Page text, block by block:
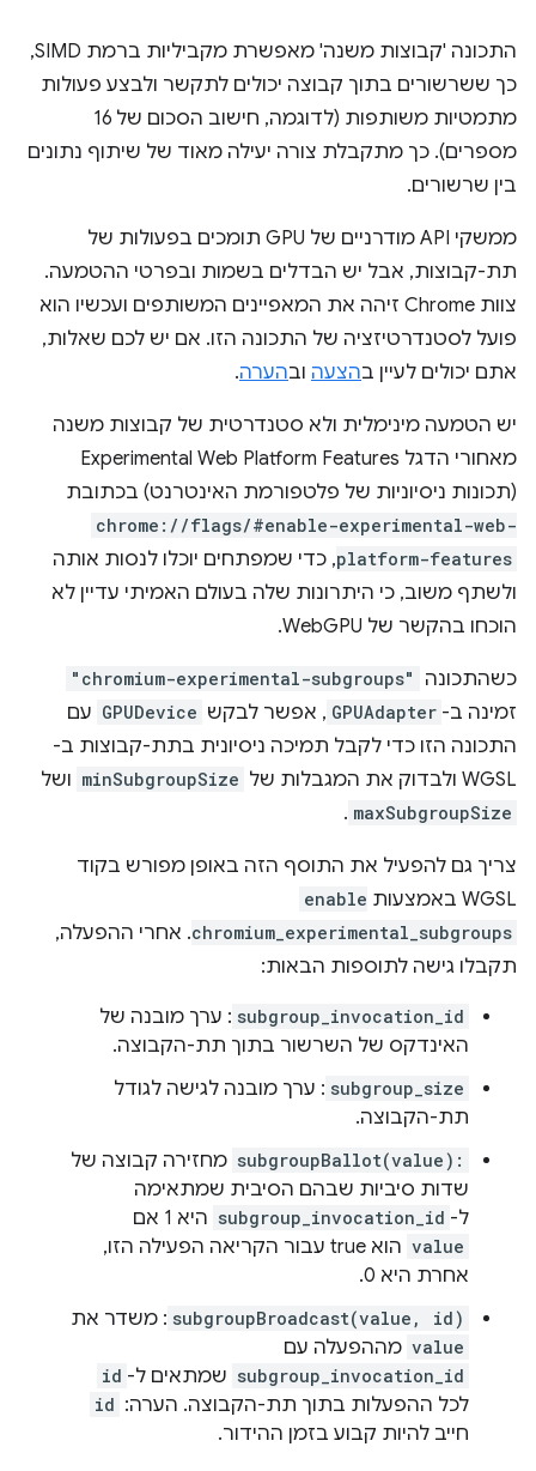
התכונה 'קבוצות משנה' מאפשרת מקביליות ברמת SIMD,
כך ששרשורים בתוך קבוצה יכולים לתקשר ולבצע פעולות
מתמטיות משותפות (לדוגמה, חישוב הסכום של 16
מספרים). כך מתקבלת צורה יעילה מאוד של שיתוף נתונים
בין שרשורים.
ממשקי API מודרניים של GPU תומכים בפעולות של
תת-קבוצות, אבל יש הבדלים בשמות ובפרטי ההטמעה.
צוות Chrome זיהה את המאפיינים המשותפים ועכשיו הוא
פועל לסטנדרטיזציה של התכונה הזו. אם יש לכם שאלות,
אתם יכולים לעיין בהצעה ובהערה.
יש הטמעה מינימלית ולא סטנדרטית של קבוצות משנה
מאחורי הדגל Experimental Web Platform Features
(תכונות ניסיוניות של פלטפורמת האינטרנט) בכתובת
chrome://flags/#enable-experimental-web-
platform-features, כדי שמפתחים יוכלו לנסות אותה
ולשתף משוב, כי היתרונות שלה בעולם האמיתי עדיין לא
הוכחו בהקשר של WebGPU.
כשהתכונה "chromium-experimental-subgroups"
זמינה ב- GPUAdapter , אפשר לבקש GPUDevice עם
התכונה הזו כדי לקבל תמיכה ניסיונית בתת-קבוצות ב-
WGSL ולבדוק את המגבלות של
minSubgroupSize ושל
maxSubgroupSize
.
צריך גם להפעיל את התוסף הזה באופן מפורש בקוד
WGSL באמצעות
enable
chromium_experimental_subgroups. אחרי ההפעלה,
תקבלו גישה לתוספות הבאות:
subgroup_invocation_id : ערך מובנה של
האינדקס של השרשור בתוך תת-הקבוצה.
subgroup_size : ערך מובנה לגישה לגודל
תת-הקבוצה.
subgroupBallot(value): מחזירה קבוצה של
שדות סיביות שבהם הסיבית שמתאימה
ל- subgroup_invocation_id היא 1 אם
value
הוא true עבור הקריאה הפעילה הזו,
אחרת היא 0.
subgroupBroadcast(value, id) : משדר את
value מההפעלה עם
subgroup_invocation_id שמתאים ל- id
לכל ההפעלות בתוך תת-הקבוצה. הערה: id
חייב להיות קבוע בזמן ההידור.